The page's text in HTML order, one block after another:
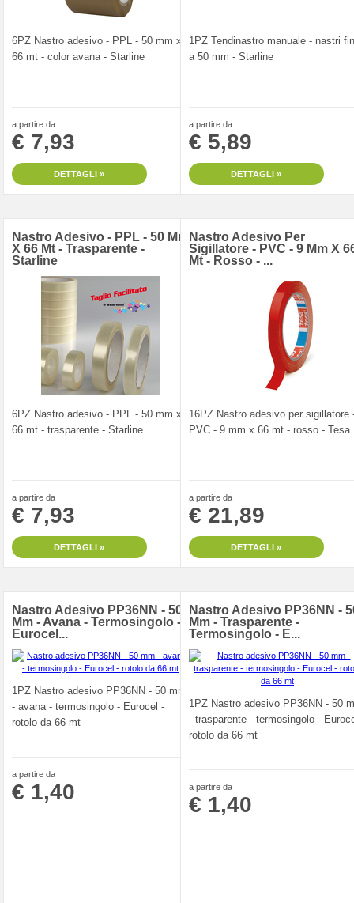
6PZ Nastro adesivo - PPL - 50 mm x
66 mt - color avana - Starline
a partire da
€ 7,93
DETTAGLI »
1PZ Tendinastro manuale - nastri
a 50 mm - Starline
a partire da
€ 5,89
DETTAGLI »
Nastro Adesivo - PPL - 50 Mm
X 66 Mt - Trasparente -
Starline
6PZ Nastro adesivo - PPL - 50 mm x
66 mt - trasparente - Starline
a partire da
€ 7,93
DETTAGLI »
Nastro Adesivo Per
Sigillatore - PVC - 9 Mm X
Mt - Rosso - ...
16PZ Nastro adesivo per sigillatore
PVC - 9 mm x 66 mt - rosso - Tesa
a partire da
€ 21,89
DETTAGLI »
Nastro Adesivo PP36NN - 50
Mm - Avana - Termosingolo -
Eurocel...
1PZ Nastro adesivo PP36NN - 50 mm
- avana - termosingolo - Eurocel -
rotolo da 66 mt
a partire da
€ 1,40
Nastro Adesivo PP36NN -
Mm - Trasparente -
Termosingolo - E...
1PZ Nastro adesivo PP36NN - 50
- trasparente - termosingolo -
rotolo da 66 mt
a partire da
€ 1,40